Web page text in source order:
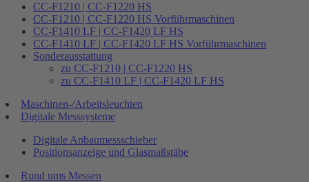
CC-F1210 | CC-F1220 HS
CC-F1210 | CC-F1220 HS Vorführmaschinen
CC-F1410 LF | CC-F1420 LF HS
CC-F1410 LF | CC-F1420 LF HS Vorführmaschinen
Sonderausstattung
zu CC-F1210 | CC-F1220 HS
zu CC-F1410 LF | CC-F1420 LF HS
Maschinen-/Arbeitsleuchten
Digitale Messsysteme
Digitale Anbaumessschieber
Positionsanzeige und Glasmaßstäbe
Rund ums Messen